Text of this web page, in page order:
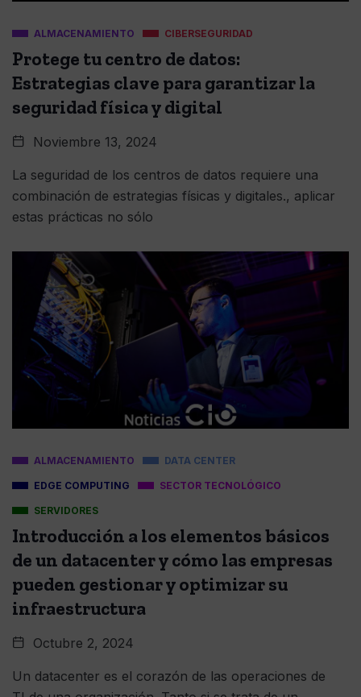
ALMACENAMIENTO CIBERSEGURIDAD
Protege tu centro de datos:
Estrategias clave para garantizar la
seguridad física y digital
Noviembre 13, 2024
La seguridad de los centros de datos requiere una
combinación de estrategias físicas y digitales., aplicar
estas prácticas no sólo
ALMACENAMIENTO DATA CENTER
EDGE COMPUTING SECTOR TECNOLÓGICO
SERVIDORES
Introducción a los elementos básicos
de un datacenter y cómo las empresas
pueden gestionar y optimizar su
infraestructura
Octubre 2, 2024
Un datacenter es el corazón de las operaciones de